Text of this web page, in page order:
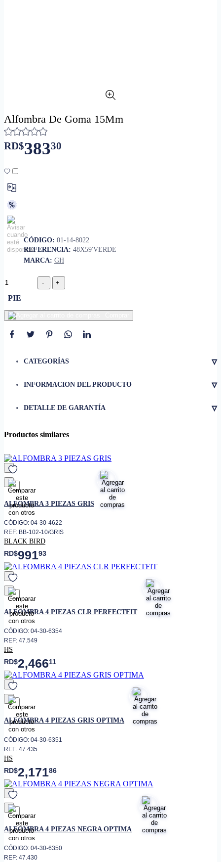
Alfombra De Goma 15Mm
RD$38330
CÓDIGO: 01-14-8022
REFERENCIA: 48X59'VERDE
MARCA: GH
PIE
CATEGORÍAS ▿
INFORMACION DEL PRODUCTO ▿
• Alfombra para interiores y
• Ayuda a mantener la suciedad
fuera de los pisos.
DETALLE DE GARANTÍA ▿
Productos similares
favorito
ALFOMBRA 3 PIEZAS GRIS
CÓDIGO: 04-30-4622
REF: BB-102-10/GRIS
BLACK BIRD
RD$99193
favorito
ALFOMBRA 4 PIEZAS CLR PERFECTFIT
CÓDIGO: 04-30-6354
REF: 47.549
HS
RD$2,46611
favorito
ALFOMBRA 4 PIEZAS GRIS OPTIMA
CÓDIGO: 04-30-6351
REF: 47.435
HS
RD$2,17186
favorito
ALFOMBRA 4 PIEZAS NEGRA OPTIMA
CÓDIGO: 04-30-6350
REF: 47.430